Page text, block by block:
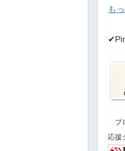
も
ブ
応援